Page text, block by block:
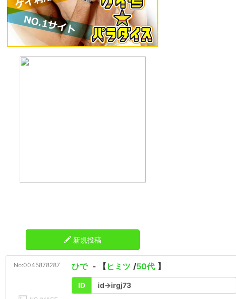
新規投稿
No:0045878287 ひで - 【 ヒミツ /50代 】
ID id→irgj73